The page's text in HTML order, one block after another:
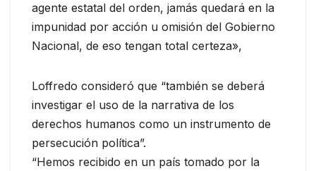
agente estatal del orden, jamás quedará en la
impunidad por acción u omisión del Gobierno
Nacional, de eso tengan total certeza»,
Loffredo consideró que “también se deberá
investigar el uso de la narrativa de los
derechos humanos como un instrumento de
persecución política”.
“Hemos recibido en un país tomado por la